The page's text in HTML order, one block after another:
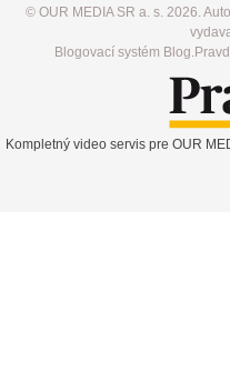
© OUR MEDIA SR a. s. 2026.
Blogovací systém
Kompletný video servis pre OUR